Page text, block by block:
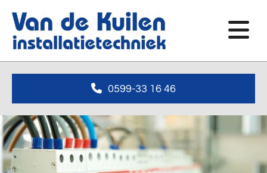
0599-33 16 46